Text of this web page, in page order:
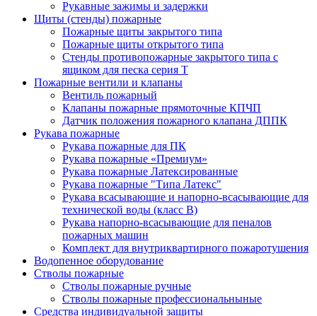
Рукавные зажимы и задержки
Щиты (стенды) пожарные
Пожарные щиты закрытого типа
Пожарные щиты открытого типа
Стенды противопожарные закрытого типа с
ящиком для песка серия Т
Пожарные вентили и клапаны
Вентиль пожарный
Клапаны пожарные прямоточные КПЧП
Датчик положения пожарного клапана ДППК
Рукава пожарные
Рукава пожарные для ПК
Рукава пожарные «Премиум»
Рукава пожарные Латексированные
Рукава пожарные "Типа Латекс"
Рукава всасывающие и напорно-всасывающие для
технической воды (класс В)
Рукава напорно-всасывающие для пеналов
пожарных машин
Комплект для внутриквартирного пожаротушения
Водопенное оборудование
Стволы пожарные
Стволы пожарные ручные
Стволы пожарные профессиональныные
Средства индивидуальной защиты